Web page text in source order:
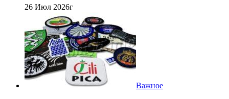
26 Июл 2026г
Важное